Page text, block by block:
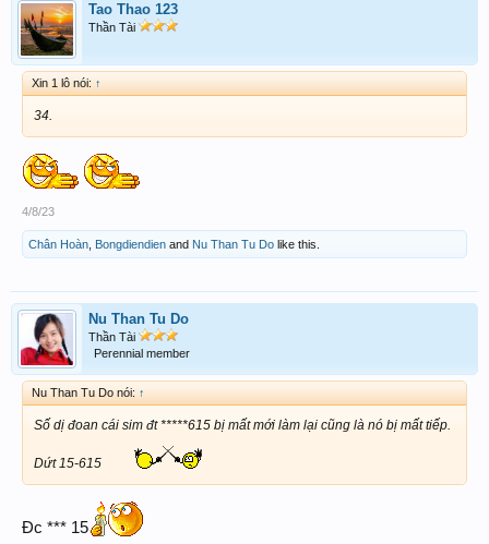
Tao Thao 123
Thần Tài
Xin 1 lô nói: ↑
34.
4/8/23
Chân Hoàn Bongdiendien and Nu Than Tu Do like this.
Nu Than Tu Do
Thần Tài
Perennial member
Nu Than Tu Do nói: ↑
Số dị đoan cái sim đt *****615 bị mất mới làm lại cũng là nó bị mất tiếp.
Dứt 15-615
Đc *** 15